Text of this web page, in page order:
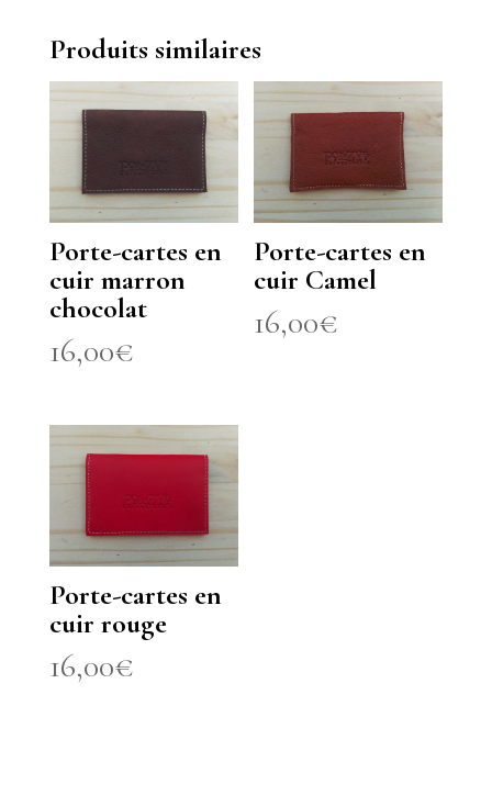
Produits similaires
Porte-cartes en
cuir marron
chocolat
16,00€
Porte-cartes en
cuir Camel
16,00€
Porte-cartes en
cuir rouge
16,00€